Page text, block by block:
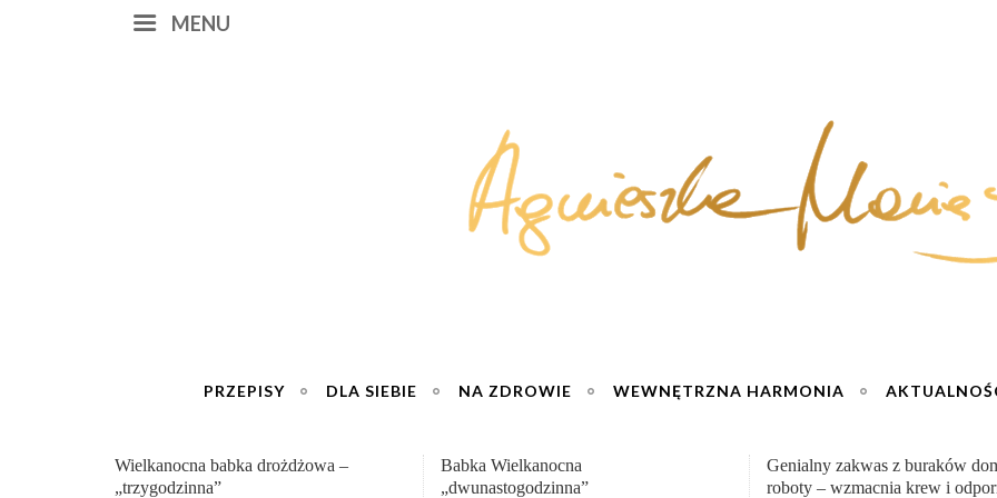
MENU
PRZEPISY DLA SIEBIE NA ZDROWIE WEWNĘTRZNA HARMONIA
Babka Wielkanocna
„dwunastogodzinna”
Genialny zakwas z buraków domowej
roboty – wzmacnia krew i odporność
„Przemiana” Podróż do siły i